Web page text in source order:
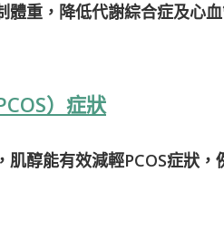
重，降低代謝綜合症及心
）症狀
醇能有效減輕PCOS症狀